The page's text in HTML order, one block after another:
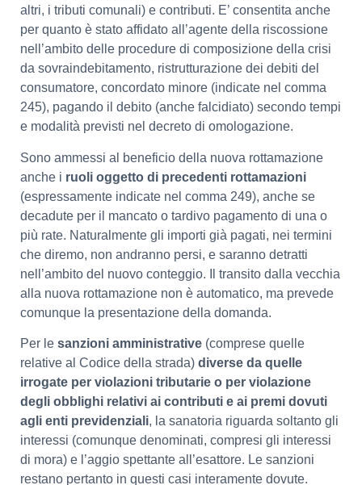
altri, i tributi comunali) e contributi. E’ consentita anche
per quanto è stato affidato all’agente della riscossione
nell’ambito delle procedure di composizione della crisi
da sovraindebitamento, ristrutturazione dei debiti del
consumatore, concordato minore (indicate nel comma
245), pagando il debito (anche falcidiato) secondo tempi
e modalità previsti nel decreto di omologazione.
Sono ammessi al beneficio della nuova rottamazione
anche i ruoli oggetto di precedenti rottamazioni
(espressamente indicate nel comma 249), anche se
decadute per il mancato o tardivo pagamento di una o
più rate. Naturalmente gli importi già pagati, nei termini
che diremo, non andranno persi, e saranno detratti
nell’ambito del nuovo conteggio. Il transito dalla vecchia
alla nuova rottamazione non è automatico, ma prevede
comunque la presentazione della domanda.
Per le sanzioni amministrative (comprese quelle
relative al Codice della strada) diverse da quelle
irrogate per violazioni tributarie o per violazione
degli obblighi relativi ai contributi e ai premi dovuti
agli enti previdenziali, la sanatoria riguarda soltanto gli
interessi (comunque denominati, compresi gli interessi
di mora) e l’aggio spettante all’esattore. Le sanzioni
restano pertanto in questi casi interamente dovute.